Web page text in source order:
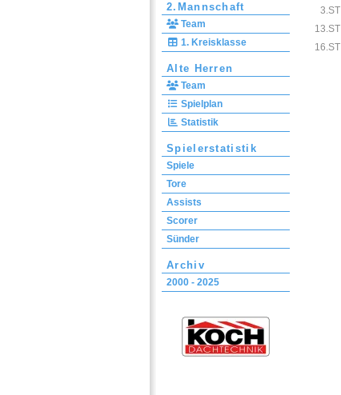
2.Mannschaft
Team
1. Kreisklasse
Alte Herren
Team
Spielplan
Statistik
Spielerstatistik
Spiele
Tore
Assists
Scorer
Sünder
Archiv
2000 - 2025
3.ST
13.ST
16.ST